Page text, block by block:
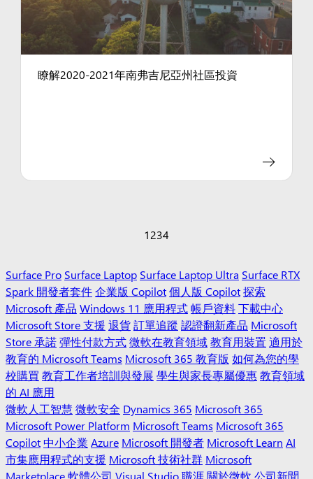
瞭解2020-2021年南弗吉尼亞州社區投資
1234
Surface Pro Surface Laptop Surface Laptop Ultra Surface RTX
Spark 開發者套件企業版 Copilot個人版 Copilot探索
Microsoft 產品 Windows 11 應用程式帳戶資料下載中心
Microsoft Store 支援 退貨訂單追蹤 認證翻新產品 Microsoft
Store 承諾彈性付款方式微軟在教育領域教育用裝置 適用於
教育的 Microsoft Teams Microsoft 365 教育版 如何為您的學
校購買 教育工作者培訓與發展 學生與家長專屬優惠教育領域
的 AI 應用
微軟人工智慧 微軟安全 Dynamics 365 Microsoft 365
Microsoft Power Platform Microsoft Teams Microsoft 365
Copilot中小企業 Azure Microsoft 開發者 Microsoft Learn AI
市集應用程式的支援 Microsoft 技術社群 Microsoft
Marketplace軟體公司 Visual Studio職涯關於微軟 公司新聞